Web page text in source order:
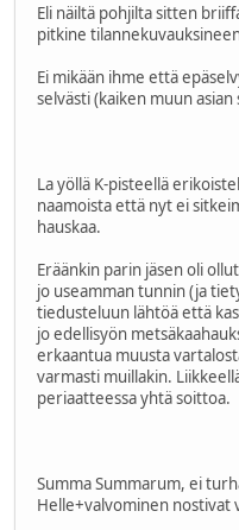
Eli näiltä pohjilta sitten
pitkine
Ei mikään ihme että
selvästi (kaiken muun asian
La yöllä K-pisteellä
naamoista että nyt ei
hauskaa.
Eräänkin parin jäsen oli
jo useamman tunnin (ja
tiedusteluun lähtöä että
jo edellisyön
erkaantua muusta
varmasti muillakin.
periaatteessa yhtä soittoa.
Summa Summarum, ei
Helle+valvominen nostivat